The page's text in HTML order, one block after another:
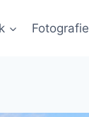
Fotografie